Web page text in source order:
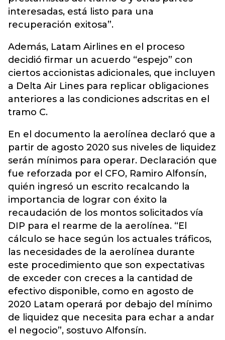
interesadas, está listo para una
recuperación exitosa”.
Además, Latam Airlines en el proceso
decidió firmar un acuerdo “espejo” con
ciertos accionistas adicionales, que incluyen
a Delta Air Lines para replicar obligaciones
anteriores a las condiciones adscritas en el
tramo C.
En el documento la aerolínea declaró que a
partir de agosto 2020 sus niveles de liquidez
serán mínimos para operar. Declaración que
fue reforzada por el CFO, Ramiro Alfonsín,
quién ingresó un escrito recalcando la
importancia de lograr con éxito la
recaudación de los montos solicitados vía
DIP para el rearme de la aerolínea. “El
cálculo se hace según los actuales tráficos,
las necesidades de la aerolínea durante
este procedimiento que son expectativas
de exceder con creces a la cantidad de
efectivo disponible, como en agosto de
2020 Latam operará por debajo del mínimo
de liquidez que necesita para echar a andar
el negocio”, sostuvo Alfonsín.